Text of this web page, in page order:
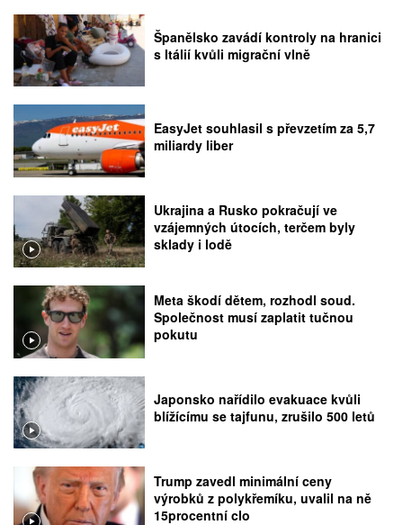
Španělsko zavádí kontroly na hranici
s Itálií kvůli migrační vlně
EasyJet souhlasil s převzetím za 5,7
miliardy liber
Ukrajina a Rusko pokračují ve
vzájemných útocích, terčem byly
sklady i lodě
Meta škodí dětem, rozhodl soud.
Společnost musí zaplatit tučnou
pokutu
Japonsko nařídilo evakuace kvůli
blížícímu se tajfunu, zrušilo 500 letů
Trump zavedl minimální ceny
výrobků z polykřemíku, uvalil na ně
15procentní clo